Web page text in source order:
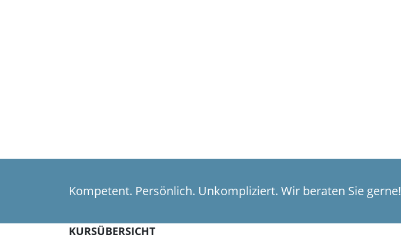
Kompetent. Persönlich. Unkompliziert. Wir beraten Sie gerne!
KURSÜBERSICHT